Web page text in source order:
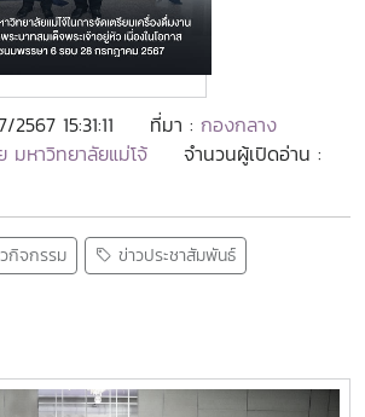
15:31:11 ที่มา : กองกลาง
มหาวิทยาลัยแม่โจ้
จำนวนผู้เปิดอ่าน :
กิจกรรม ข่าวประชาสัมพันธ์